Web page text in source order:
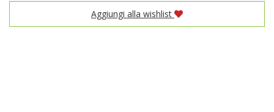
Aggiungi alla wishlist